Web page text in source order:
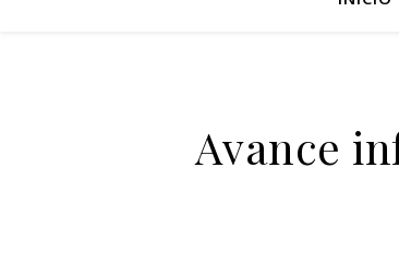
Avance